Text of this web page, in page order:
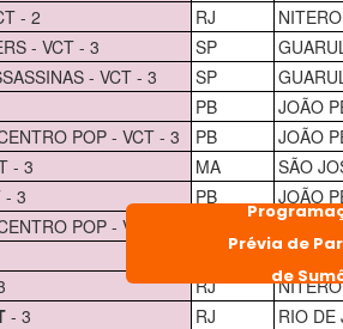
- 2
RJ
- VCT - 3
SP
- VCT - 3
SP
PB
JOÃO
POP - VCT - 3
PB
JOÃO
- 3
MA
SÃO
- 3
PB
JOÃO
POP - VCT - 3
JOÃO
RJ
- 3 RJ
RIO DE
Prévia de
de